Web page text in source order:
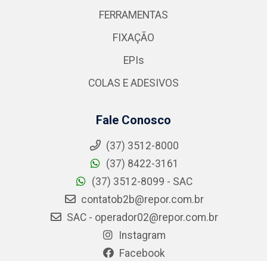
FERRAMENTAS
FIXAÇÃO
EPIs
COLAS E ADESIVOS
Fale Conosco
(37) 3512-8000
(37) 8422-3161
(37) 3512-8099 - SAC
contatob2b@repor.com.br
SAC - operador02@repor.com.br
Instagram
Facebook